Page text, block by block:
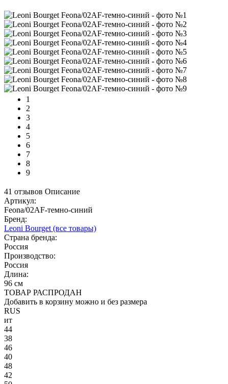
1
2
3
4
5
6
7
8
9
41 отзывов Описание
Артикул:
Feona/02AF-темно-синий
Бренд:
Leoni Bourget (все товары)
Страна бренда:
Россия
Производство:
Россия
Длина:
96 см
ТОВАР РАСПРОДАН
Добавить в корзину можно и без размера
RUS
ит
44
38
46
40
48
42